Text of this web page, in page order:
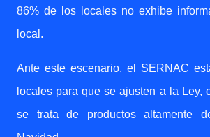
86% de los locales no exhibe
local.
Ante este escenario, el SERNAC
locales para que se ajusten a la Ley,
se trata de productos altamente